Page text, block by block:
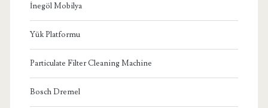
İnegöl Mobilya
Yük Platformu
Particulate Filter Cleaning Machine
Bosch Dremel